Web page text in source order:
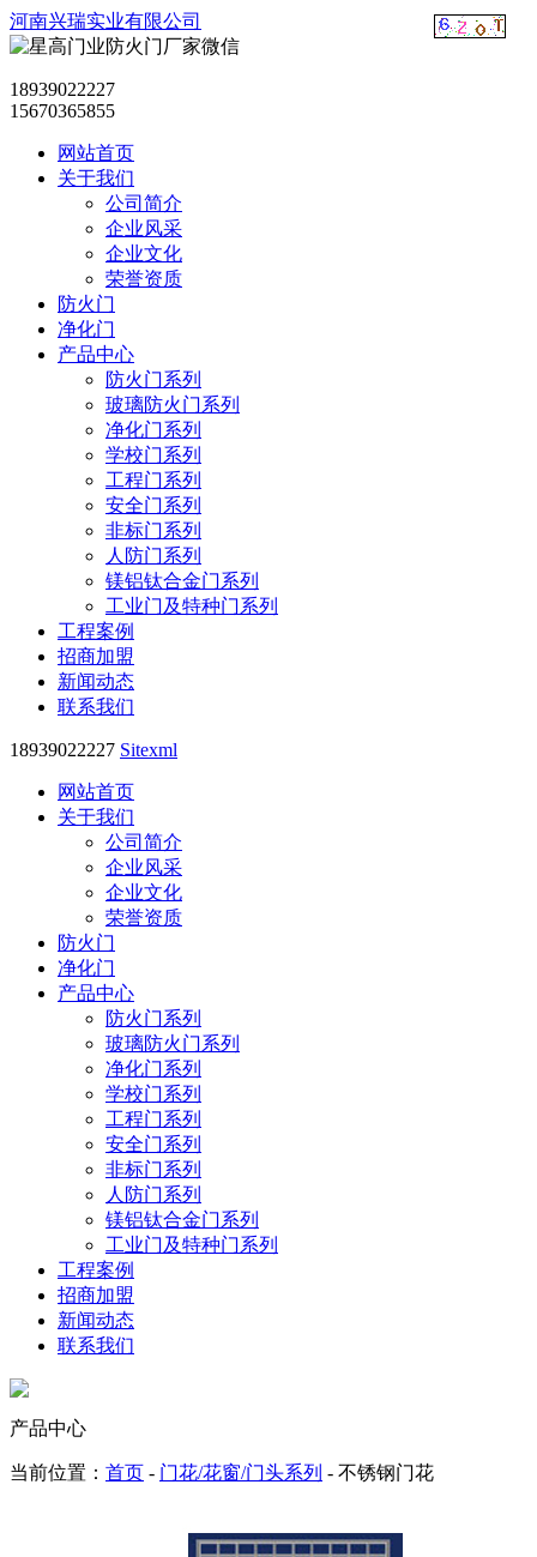
河南兴瑞实业有限公司
18939022227
15670365855
网站首页
关于我们
公司简介
企业风采
企业文化
荣誉资质
防火门
净化门
产品中心
防火门系列
玻璃防火门系列
净化门系列
学校门系列
工程门系列
安全门系列
非标门系列
人防门系列
镁铝钛合金门系列
工业门及特种门系列
工程案例
招商加盟
新闻动态
联系我们
18939022227 Sitexml
网站首页
关于我们
公司简介
企业风采
企业文化
荣誉资质
防火门
净化门
产品中心
防火门系列
玻璃防火门系列
净化门系列
学校门系列
工程门系列
安全门系列
非标门系列
人防门系列
镁铝钛合金门系列
工业门及特种门系列
工程案例
招商加盟
新闻动态
联系我们
产品中心
当前位置： 首页 - 门花/花窗/门头系列 - 不锈钢门花